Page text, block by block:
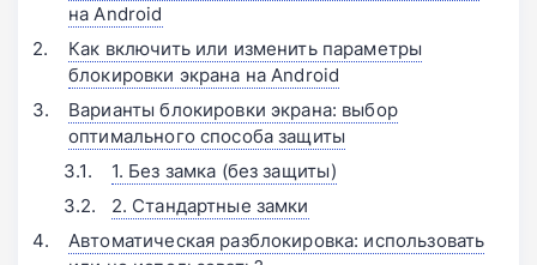
на Android
Как включить или изменить параметры
блокировки экрана на Android
Варианты блокировки экрана: выбор
оптимального способа защиты
1. Без замка (без защиты)
2. Стандартные замки
Автоматическая разблокировка: использовать